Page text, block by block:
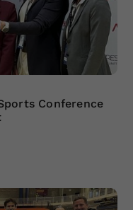
Conference